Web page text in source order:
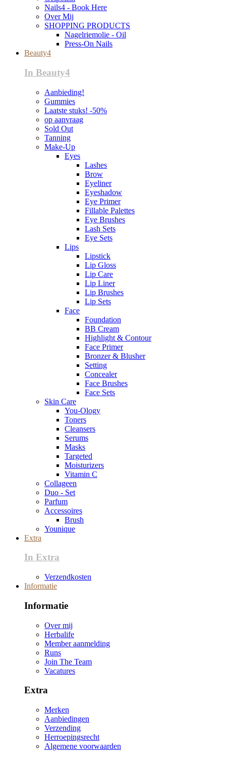
Nails4 - Book Here
Over Mij
SHOPPING PRODUCTS
Nagelriemolie - Oil
Press-On Nails
Beauty4
In Beauty4
Aanbieding!
Gummies
Laatste stuks! -50%
op aanvraag
Sold Out
Tanning
Make-Up
Eyes
Lashes
Brow
Eyeliner
Eyeshadow
Eye Primer
Fillable Palettes
Eye Brushes
Lash Sets
Eye Sets
Lips
Lipstick
Lip Gloss
Lip Care
Lip Liner
Lip Brushes
Lip Sets
Face
Foundation
BB Cream
Highlight & Contour
Face Primer
Bronzer & Blusher
Setting
Concealer
Face Brushes
Face Sets
Skin Care
You-Ology
Toners
Cleansers
Serums
Masks
Targeted
Moisturizers
Vitamin C
Collageen
Duo - Set
Parfum
Accessoires
Brush
Younique
Extra
In Extra
Verzendkosten
Informatie
Informatie
Over mij
Herbalife
Member aanmelding
Runs
Join The Team
Vacatures
Extra
Merken
Aanbiedingen
Verzending
Herroepingsrecht
Algemene voorwaarden